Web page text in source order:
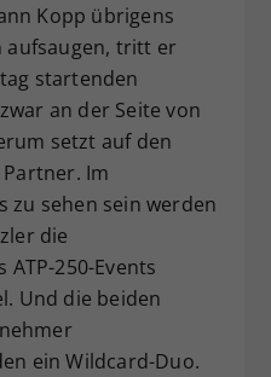
Kopp übrigens
aufsaugen, tritt er
startenden
an der Seite von
setzt auf den
Im
zu sehen sein werden
die
250-Events
Und die beiden
ein Wildcard-Duo.